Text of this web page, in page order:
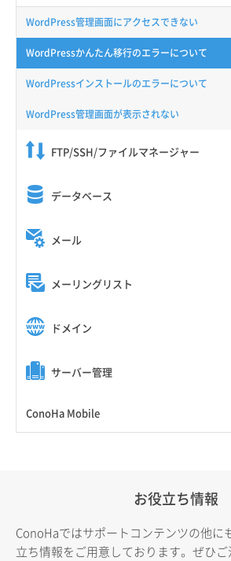
WordPress管理画面にアクセスできない
WordPressかんたん移行のエラーについて
WordPressインストールのエラーについて
WordPress管理画面が表示されない
FTP/SSH/ファイルマネージャー
データベース
メール
メーリングリスト
ドメイン
サーバー管理
ConoHa Mobile
お役立ち情報
ConoHaではサポートコンテンツの他に
立ち情報をご用意しております。ぜひご